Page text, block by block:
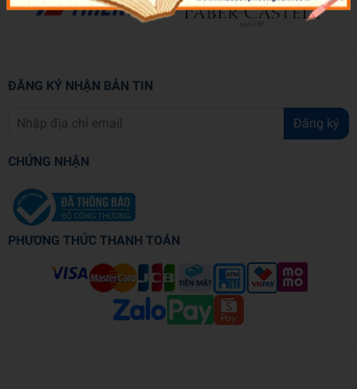
ĐĂNG KÝ NHẬN BẢN TIN
Đăng ký
CHỨNG NHẬN
PHƯƠNG THỨC THANH TOÁN